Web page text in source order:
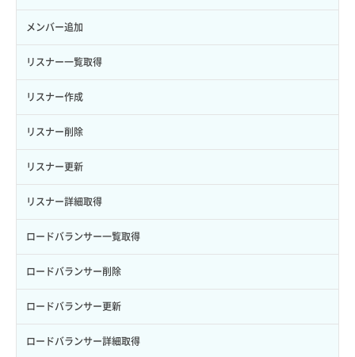
ロール詳細取得
サーバープラン詳細取得
サーバーメタデータ取得
サーバーメタデータ更新（ネームタグ変更）
サーバー一覧取得
サーバー作成
サーバー再構築（OS再インストール）
サーバー利用状況グラフ（CPU）
サーバー利用状況グラフ（ディスクIO）
サーバー利用状況グラフ（トラフィック）
サーバー削除
ネットワーク一覧取得
ネットワーク作成（ローカルネットワーク用）
ネットワーク削除（ローカルネットワーク用）
ネットワーク詳細取得
ポート一覧取得
ポート作成（ローカルネットワーク用）
ポート作成（追加IP用）
ポート削除
ポート更新
ポート詳細取得
メンバー追加
リスナー一覧取得
リスナー作成
リスナー削除
リスナー更新
リスナー詳細取得
ロードバランサー一覧取得
ロードバランサー削除
ロードバランサー更新
ロードバランサー詳細取得